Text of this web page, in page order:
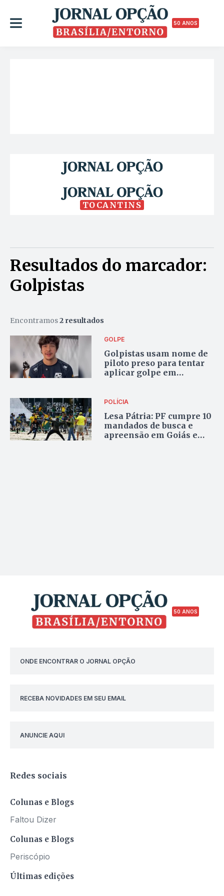
50 ANOS
TOCANTINS
Resultados do marcador:
Golpistas
Encontramos2 resultados
GOLPE
Golpistas usam nome de
piloto preso para tentar
aplicar golpe em
POLÍCIA
Lesa Pátria: PF cumpre 10
mandados de busca e
apreensão em Goiás e
50 ANOS
ONDE ENCONTRAR O JORNAL OPÇÃO
RECEBA NOVIDADES EM SEU EMAIL
ANUNCIE AQUI
Redes sociais
Colunas e Blogs
Faltou Dizer
Colunas e Blogs
Periscópio
Últimas edições